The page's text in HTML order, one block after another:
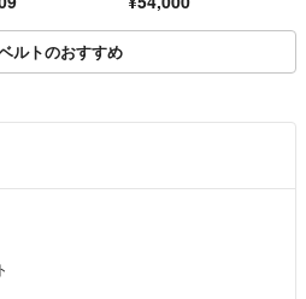
かかる場合もございます。
入前にコメントください。
ます。
、圧縮したり、箱から出して発送するこ
ルトのおすすめ